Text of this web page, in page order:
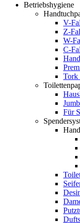
Betriebshygiene
V-
Z-
W-
C-
Tork
Für